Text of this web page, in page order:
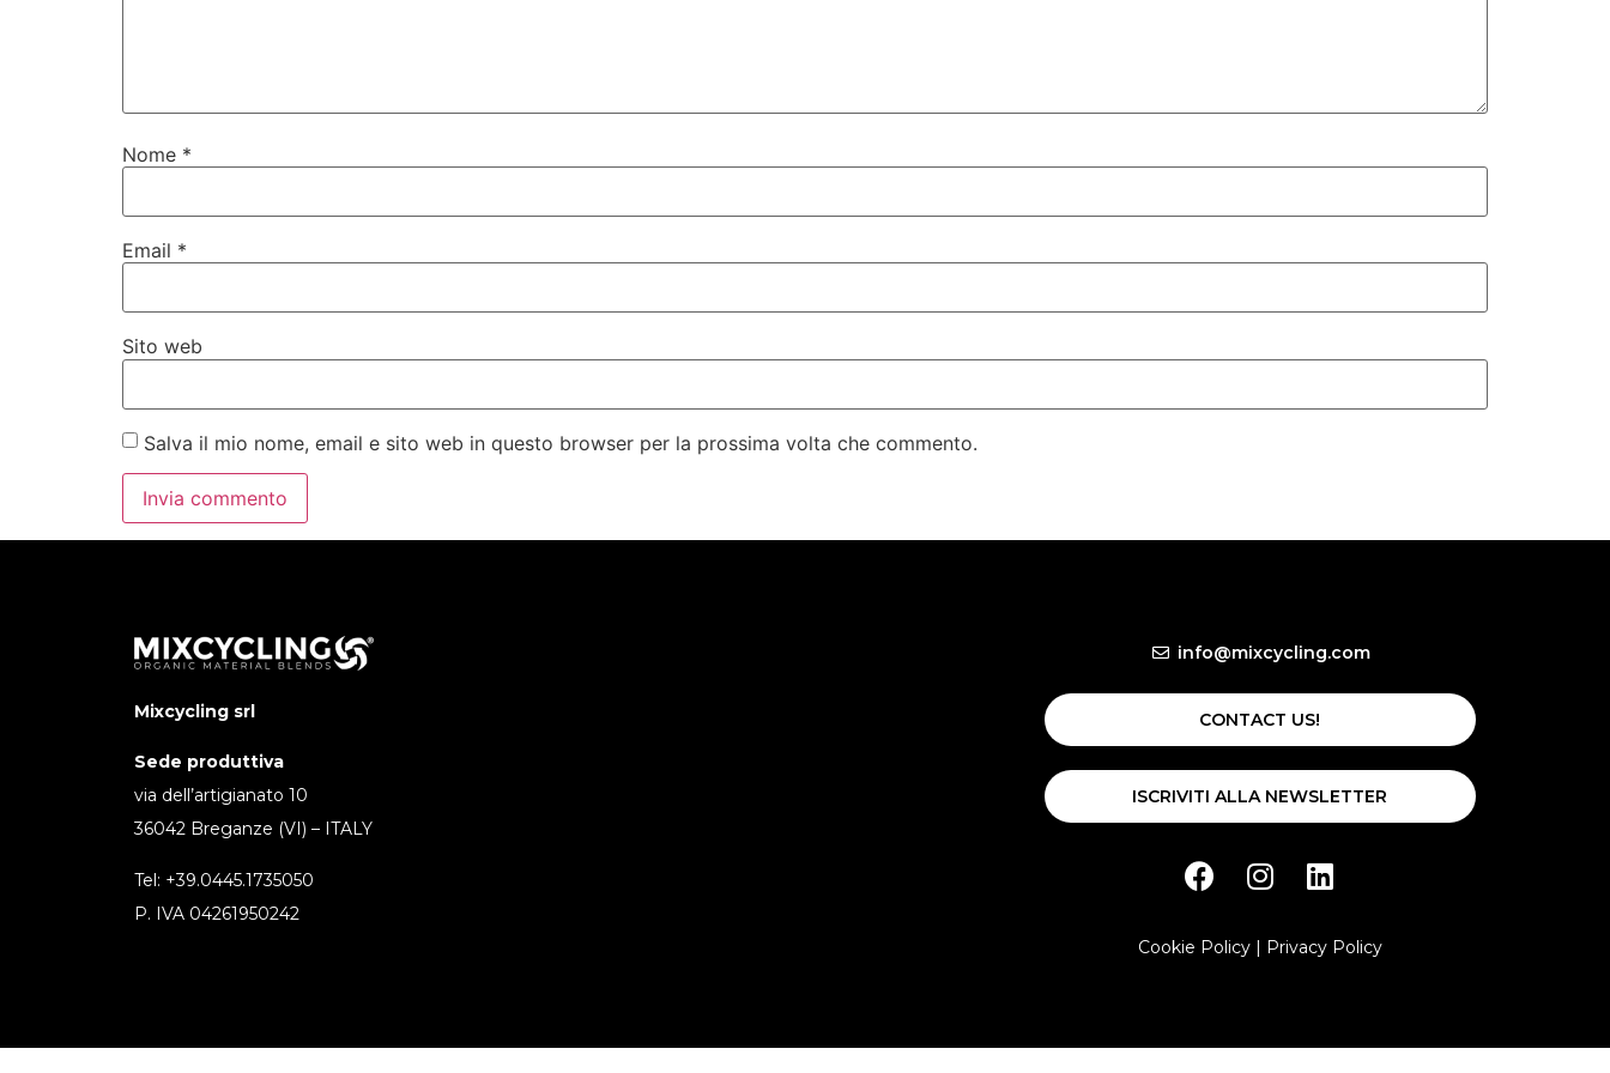
Nome *
Email *
Sito web
Salva il mio nome, email e sito web in questo browser per la prossima volta che commento.
Mixcycling srl
Sede produttiva
via dell’artigianato 10
36042 Breganze (VI) – ITALY
Tel: +39.0445.1735050
P. IVA 04261950242
info@mixcycling.com
CONTACT US!
ISCRIVITI ALLA NEWSLETTER
Cookie Policy| Privacy Policy